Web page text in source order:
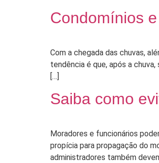
Condomínios
Com a chegada das chuvas,
tendência é que, após a
[…]
Saiba como
Moradores e funcionários
propícia para propagação do
administradores também